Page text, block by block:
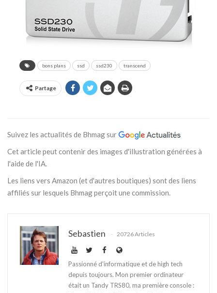
bons plans ssd ssd230 transcend
Partage
Suivez les actualités de Bhmag sur
Cet article peut contenir des images d'illustration générées à
l'aide de l'IA.
Les liens vers Amazon (et d'autres boutiques) sont des liens
affiliés sur lesquels Bhmag perçoit une commission.
Sebastien 20726 Articles
Passionné d'informatique et de high tech
depuis toujours. Mon premier ordinateur
était un Tandy TRS80, ma première console :